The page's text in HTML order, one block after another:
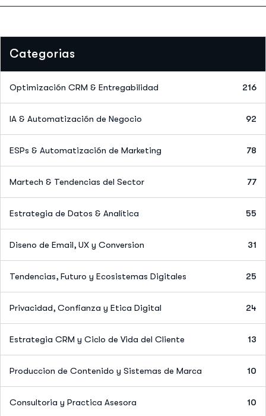
Categorias
Optimización CRM & Entregabilidad 216
IA & Automatización de Negocio 92
ESPs & Automatización de Marketing 78
Martech & Tendencias del Sector 77
Estrategia de Datos & Analítica 55
Diseno de Email, UX y Conversion 31
Tendencias, Futuro y Ecosistemas Digitales 25
Privacidad, Confianza y Etica Digital 24
Estrategia CRM y Ciclo de Vida del Cliente 13
Produccion de Contenido y Sistemas de Marca 10
Consultoria y Practica Asesora 10